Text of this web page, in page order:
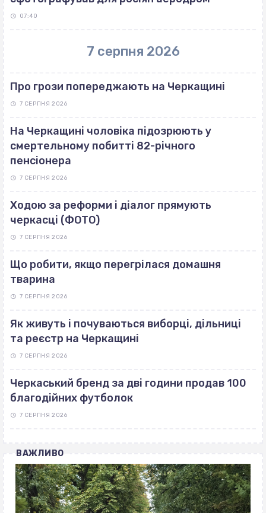
07:40
7 серпня 2026
Про грози попереджають на Черкащині
7 СЕРПНЯ 2026
На Черкащині чоловіка підозрюють у
смертельному побитті 82-річного
пенсіонера
7 СЕРПНЯ 2026
Ходою за реформи і діалог прямують
черкасці (ФОТО)
7 СЕРПНЯ 2026
Що робити, якщо перегрілася домашня
тварина
7 СЕРПНЯ 2026
Як живуть і почуваються виборці, дільниці
та реєстр на Черкащині
7 СЕРПНЯ 2026
Черкаський бренд за дві години продав 100
благодійних футболок
7 СЕРПНЯ 2026
ВАЖЛИВО